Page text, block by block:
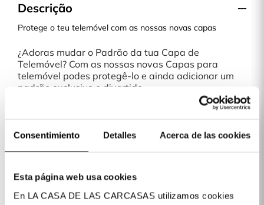
Consentimiento Detalles Acerca de las cookies
Esta página web usa cookies
En LA CASA DE LAS CARCASAS utilizamos cookies
Descrição
Protege o teu telemóvel com as nossas novas capas
¿Adoras mudar o Padrão da tua Capa de
Telemóvel? Com as nossas novas Capas para
telemóvel podes protegê-lo e ainda adicionar um
padrão exclusivo e divertido.
Uma Capa leve que não torna o teu Telemóvel mais
pesado ou volumoso. Qualquer que seja o Padrão
envio em 48H
¡Paga a tua Capa quando a receberes!
formas de pagamento: Cartão, Bizum, PayPal e à
cobrança, paga a tua capa quando a receberes.